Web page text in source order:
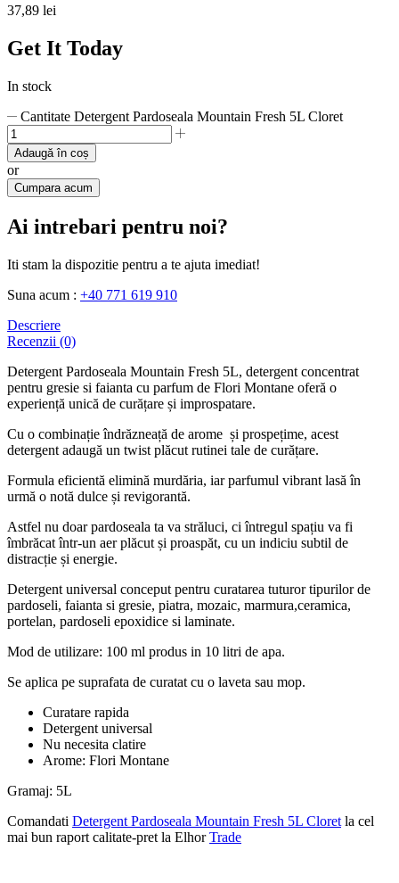
37,89 lei
Get It Today
In stock
Cantitate Detergent Pardoseala Mountain Fresh 5L Cloret
Adaugă în coș
or
Cumpara acum
Ai intrebari pentru noi?
Iti stam la dispozitie pentru a te ajuta imediat!
Suna acum : +40 771 619 910
Descriere
Recenzii (0)
Detergent Pardoseala Mountain Fresh 5L, detergent concentrat
pentru gresie si faianta cu parfum de Flori Montane oferă o
experiență unică de curățare și improspatare.
Cu o combinație îndrăzneață de arome și prospețime, acest
detergent adaugă un twist plăcut rutinei tale de curățare.
Formula eficientă elimină murdăria, iar parfumul vibrant lasă în
urmă o notă dulce și revigorantă.
Astfel nu doar pardoseala ta va străluci, ci întregul spațiu va fi
îmbrăcat într-un aer plăcut și proaspăt, cu un indiciu subtil de
distracție și energie.
Detergent universal conceput pentru curatarea tuturor tipurilor de
pardoseli, faianta si gresie, piatra, mozaic, marmura,ceramica,
portelan, pardoseli epoxidice si laminate.
Mod de utilizare: 100 ml produs in 10 litri de apa.
Se aplica pe suprafata de curatat cu o laveta sau mop.
Curatare rapida
Detergent universal
Nu necesita clatire
Arome: Flori Montane
Gramaj: 5L
Comandati Detergent Pardoseala Mountain Fresh 5L Cloret la cel
mai bun raport calitate-pret la ElhorTrade